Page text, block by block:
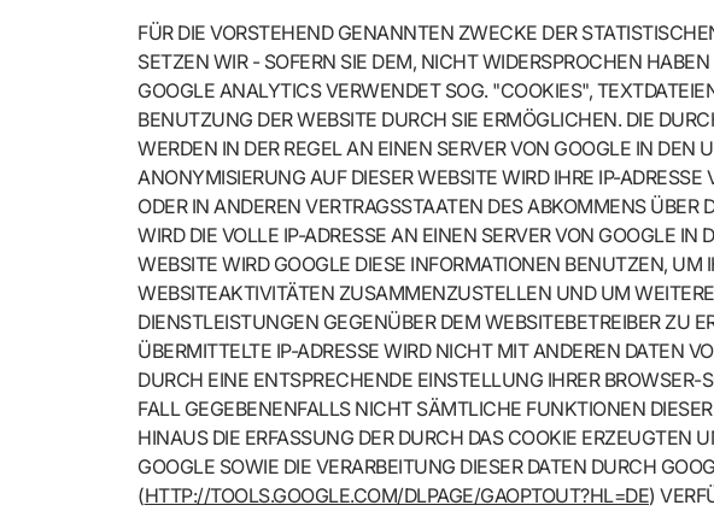
FÜR DIE VORSTEHEND GENANNTEN ZWECKE DER
SETZEN WIR - SOFERN SIE DEM, NICHT WIDERSPROCHEN
GOOGLE ANALYTICS VERWENDET SOG. "COOKIES",
BENUTZUNG DER WEBSITE DURCH SIE ERMÖGLICHEN. DIE
WERDEN IN DER REGEL AN EINEN SERVER VON GOOGLE IN
ANONYMISIERUNG AUF DIESER WEBSITE WIRD IHRE IP-
ODER IN ANDEREN VERTRAGSSTAATEN DES ABKOMMENS
WIRD DIE VOLLE IP-ADRESSE AN EINEN SERVER VON GOOGLE
WEBSITE WIRD GOOGLE DIESE INFORMATIONEN BENUTZEN,
WEBSITEAKTIVITÄTEN ZUSAMMENZUSTELLEN UND UM
DIENSTLEISTUNGEN GEGENÜBER DEM WEBSITEBETREIBER ZU
ÜBERMITTELTE IP-ADRESSE WIRD NICHT MIT ANDEREN DATEN
DURCH EINE ENTSPRECHENDE EINSTELLUNG IHRER
FALL GEGEBENENFALLS NICHT SÄMTLICHE FUNKTIONEN
HINAUS DIE ERFASSUNG DER DURCH DAS COOKIE ERZEUGTEN
GOOGLE SOWIE DIE VERARBEITUNG DIESER DATEN DURCH
(HTTP://TOOLS.GOOGLE.COM/DLPAGE/GAOPTOUT?HL=DE)